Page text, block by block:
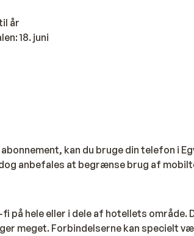
år
18. juni
kan du bruge din telefon i
anbefales at begrænse brug af
på hele eller i dele af hotellets område.
meget. Forbindelserne kan specielt